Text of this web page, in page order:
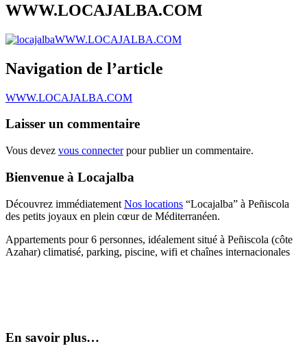
WWW.LOCAJALBA.COM
Navigation de l’article
WWW.LOCAJALBA.COM
Laisser un commentaire
Vous devez vous connecterpour publier un commentaire.
Bienvenue à Locajalba
Découvrez immédiatement Nos locations “Locajalba” à Peñiscola
des petits joyaux en plein cœur de Méditerranéen.
Appartements pour 6 personnes, idéalement situé à Peñiscola (côte
Azahar) climatisé, parking, piscine, wifi et chaînes internacionales
En savoir plus…